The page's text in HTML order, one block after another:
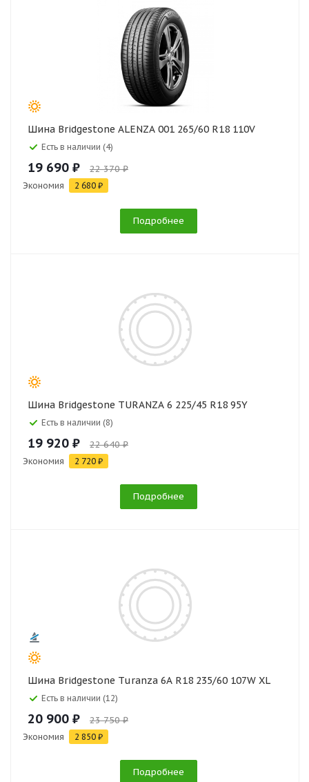
Шина Bridgestone ALENZA 001 265/60 R18 110V
Есть в наличии (4)
19 690 ₽ 22 370 ₽
Экономия 2 680 ₽
Подробнее
Шина Bridgestone TURANZA 6 225/45 R18 95Y
Есть в наличии (8)
19 920 ₽ 22 640 ₽
Экономия 2 720 ₽
Подробнее
Шина Bridgestone Turanza 6A R18 235/60 107W XL
Есть в наличии (12)
20 900 ₽ 23 750 ₽
Экономия 2 850 ₽
Подробнее